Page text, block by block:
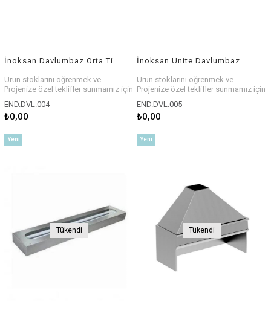
Ürün stoklarını öğrenmek ve
Projenize özel teklifler sunmamız için
END.DVL.004
₺0,00
Ürün stoklarını öğrenmek ve
Projenize özel teklifler sunmamız için
END.DVL.005
₺0,00
Tükendi
Yeni
Tükendi
Yeni